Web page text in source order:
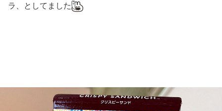
ラ、としてました